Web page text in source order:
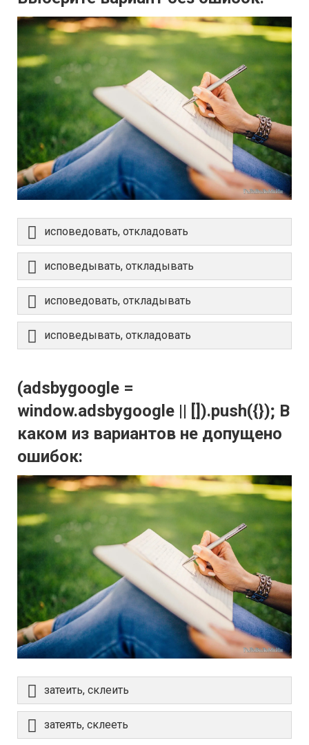
исповедовать, откладовать
исповедывать, откладывать
исповедовать, откладывать
исповедывать, откладовать
(adsbygoogle =
window.adsbygoogle || []).push({}); В
каком из вариантов не допущено
ошибок:
затеить, склеить
затеять, склееть